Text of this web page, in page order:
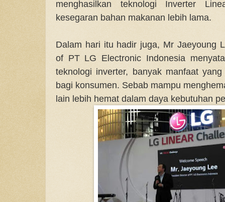
menghasilkan teknologi Inverter
kesegaran bahan makanan lebih lama.
Dalam hari itu hadir juga, Mr Jaeyoung
of PT LG Electronic Indonesia
teknologi inverter, banyak manfaat
bagi konsumen. Sebab mampu
lain lebih hemat dalam daya kebutuhan